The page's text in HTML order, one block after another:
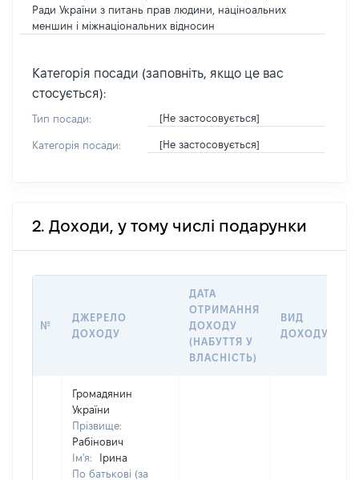
Ради України з питань прав людини, націноальних
меншин і міжнаціональних відносин
Категорія посади (заповніть, якщо це вас
стосується):
Тип посади: [Не застосовується]
Категорія посади: [Не застосовується]
2. Доходи, у тому числі подарунки
№
ДЖЕРЕЛО
ДОХОДУ
ДАТА
ОТРИМАННЯ
ДОХОДУ
(НАБУТТЯ У
ВЛАСНІСТЬ)
ВИД
ДОХОДУ
Громадянин
України
Прізвище:
Рабінович
Ім'я:
Ірина
По батькові (за